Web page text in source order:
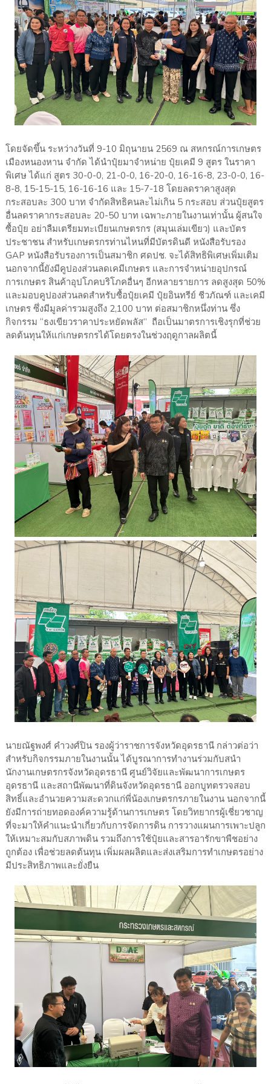
โดยจัดขึ้น ระหว่างวันที่ 9-10 มิถุนายน 2569 ณ สหกรณ์การเกษตร
เมืองหนองหาน จำกัด ได้นำปุ๋ยมาจำหน่าย ปุ๋ยเคมี 9 สูตร ในราคา
พิเศษ ได้แก่ สูตร 30-0-0, 21-0-0, 16-20-0, 16-16-8, 23-0-0, 16-
8-8, 15-15-15, 16-16-16 และ 15-7-18 โดยลดราคาสูงสุด
กระสอบละ 300 บาท จำกัดสิทธิคนละไม่เกิน 5 กระสอบ ส่วนปุ๋ยสูตร
อื่นลดราคากระสอบละ 20-50 บาท เฉพาะภายในงานเท่านั้น ผู้สนใจ
ซื้อปุ๋ย อย่าลืมเตรียมทะเบียนเกษตรกร (สมุนเล่มเขียว) และบัตร
ประชาชน สำหรับเกษตรกรท่านไหนที่มีบัตรดินดี หนังสือรับรอง
GAP หนังสือรับรองการเป็นสมาชิก ศดปช. จะได้สิทธิพิเศษเพิ่มเติม
นอกจากนี้ยังมีคูปองส่วนลดเคมีเกษตร และการจำหน่ายอุปกรณ์
การเกษตร สินค้าอุปโภคบริโภคอื่นๆ อีกหลายรายการ ลดสูงสุด 50%
และมอบคูปองส่วนลดสำหรับซื้อปุ๋ยเคมี ปุ๋ยอินทรีย์ ชีวภัณฑ์ และเคมี
เกษตร ซึ่งมีมูลค่ารวมสูงถึง 2,100 บาท ต่อสมาชิกหนึ่งท่าน ซึ่ง
กิจกรรม “ธงเขียวราคาประหยัดพลัส” ถือเป็นมาตรการเชิงรุกที่ช่วย
ลดต้นทุนให้แก่เกษตรกรได้โดยตรงในช่วงฤดูกาลผลิตนี้
นายณัฐพงศ์ คำวงศ์ปิน รองผู้ว่าราชการจังหวัดอุดรธานี กล่าวต่อว่า
สำหรับกิจกรรมภายในงานนั้น ได้บูรณาการทำงานร่วมกับสนำ
นักงานเกษตรกรจังหวัดอุดรธานี ศูนย์วิจัยและพัฒนาการเกษตร
อุดรธานี และสถานีพัฒนาที่ดินจังหวัดอุดรธานี ออกบูทตรวจสอบ
สิทธิ์และอำนวยความสะดวกแก่พี่น้องเกษตรกรภายในงาน นอกจากนี้
ยังมีการถ่ายทอดองค์ความรู้ด้านการเกษตร โดยวิทยากรผู้เชี่ยวชาญ
ที่จะมาให้คำแนะนำเกี่ยวกับการจัดการดิน การวางแผนการเพาะปลูก
ให้เหมาะสมกับสภาพดิน รวมถึงการใช้ปุ๋ยและสารอารักขาพืชอย่าง
ถูกต้อง เพื่อช่วยลดต้นทุน เพิ่มผลผลิตและส่งเสริมการทำเกษตรอย่าง
มีประสิทธิภาพและยั่งยืน